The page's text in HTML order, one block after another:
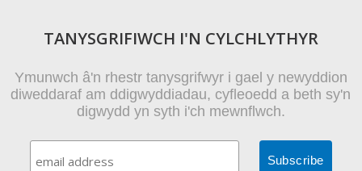
TANYSGRIFIWCH I'N CYLCHLYTHYR
Ymunwch â'n rhestr tanysgrifwyr i gael y newyddion
diweddaraf am ddigwyddiadau, cyfleoedd a beth sy'n
digwydd yn syth i'ch mewnflwch.